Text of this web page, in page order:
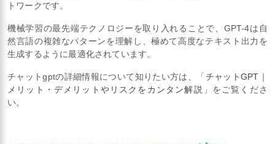
トワークです。
機械学習の最先端テクノロジーを取り入れることで、GPT-4は自
然言語の複雑なパターンを理解し、極めて高度なテキスト出力を
生成するように最適化されています。
チャットgptの詳細情報について知りたい方は、「 チャットGPT｜
メリット・デメリットやリスクをカンタン解説 」をご覧くださ
い。